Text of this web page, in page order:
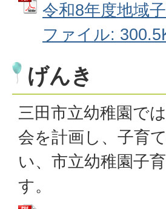
令和8年度地域
ファイル:
げんき
三田市立幼稚園で
会を計画し、子育
い、市立幼稚園子
す。